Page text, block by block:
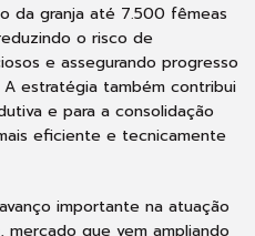
da granja até 7.500 fêmeas
o risco de
e assegurando progresso
estratégia também contribui
e para a consolidação
eficiente e tecnicamente
importante na atuação
mercado que vem ampliando